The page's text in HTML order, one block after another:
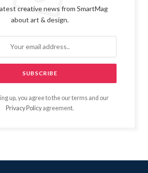
creative news from SmartMag
about art & design.
up, you agree to the our terms and our
Privacy Policy agreement.